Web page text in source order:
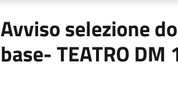
Avviso selezione
base- TEATRO DM